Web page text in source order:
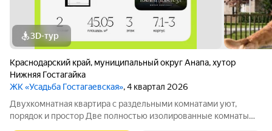
3D-тур
Краснодарский край, муниципальный округ Анапа,хутор
Нижняя Гостагайка
ЖК «Усадьба Гостагаевская», 4 квартал 2026
Двухкомнатная квартира с раздельными комнатами уют,
порядок и простор Две полностью изолированные комнаты